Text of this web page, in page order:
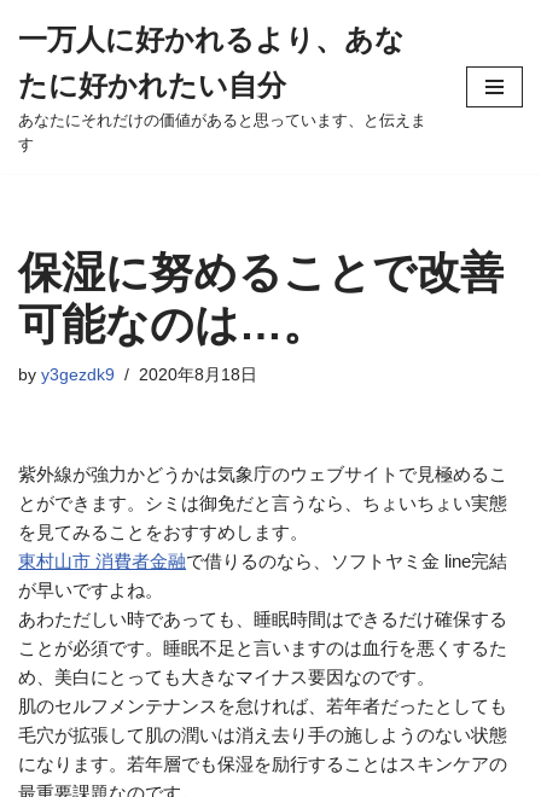
to
content
一万人に好かれるより、あな
たに好かれたい自分
あなたにそれだけの価値があると思っています、と伝えま
す
保湿に努めることで改善
可能なのは…。
by y3gezdk9 2020年8月18日
紫外線が強力かどうかは気象庁のウェブサイトで見極めるこ
とができます。シミは御免だと言うなら、ちょいちょい実態
を見てみることをおすすめします。
東村山市 消費者金融で借りるのなら、ソフトヤミ金 line完結
が早いですよね。
あわただしい時であっても、睡眠時間はできるだけ確保する
ことが必須です。睡眠不足と言いますのは血行を悪くするた
め、美白にとっても大きなマイナス要因なのです。
肌のセルフメンテナンスを怠ければ、若年者だったとしても
毛穴が拡張して肌の潤いは消え去り手の施しようのない状態
になります。若年層でも保湿を励行することはスキンケアの
最重要課題なのです。